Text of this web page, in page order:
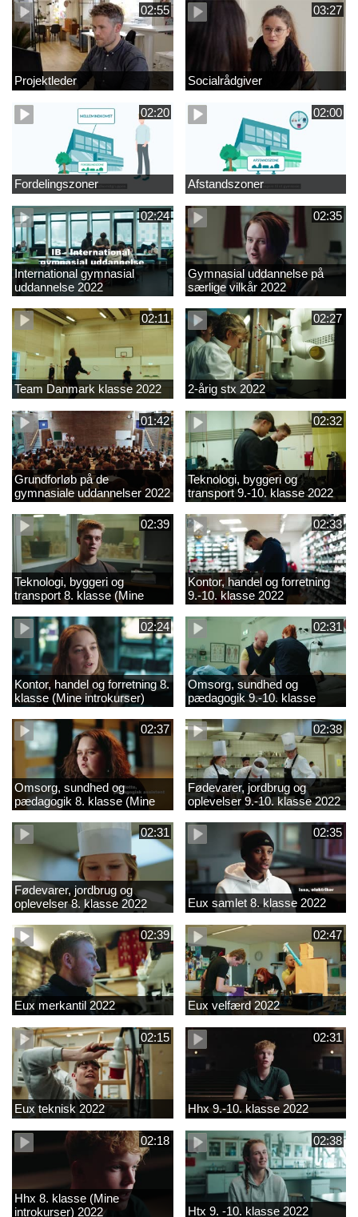
02:55
Projektleder
03:27
Socialrådgiver
02:20
Fordelingszoner
02:00
Afstandszoner
02:24
International gymnasial
uddannelse 2022
02:35
Gymnasial uddannelse på
særlige vilkår 2022
02:11
Team Danmark klasse 2022
02:27
2-årig stx 2022
01:42
Grundforløb på de
gymnasiale uddannelser 2022
02:32
Teknologi, byggeri og
transport 9.-10. klasse 2022
02:39
Teknologi, byggeri og
transport 8. klasse (Mine
introkurser) 2022
02:33
Kontor, handel og forretning
9.-10. klasse 2022
02:24
Kontor, handel og forretning 8.
klasse (Mine introkurser)
2022
02:31
Omsorg, sundhed og
pædagogik 9.-10. klasse
2022
02:37
Omsorg, sundhed og
pædagogik 8. klasse (Mine
introkurser) 2022
02:38
Fødevarer, jordbrug og
oplevelser 9.-10. klasse 2022
02:31
Fødevarer, jordbrug og
oplevelser 8. klasse 2022
02:35
Eux samlet 8. klasse 2022
02:39
Eux merkantil 2022
02:47
Eux velfærd 2022
02:15
Eux teknisk 2022
02:31
Hhx 9.-10. klasse 2022
02:18
Hhx 8. klasse (Mine
introkurser) 2022
02:38
Htx 9. -10. klasse 2022